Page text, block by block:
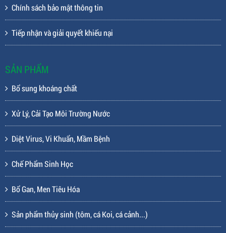
Chính sách bảo mật thông tin
Tiếp nhận và giải quyết khiếu nại
SẢN PHẨM
Bổ sung khoáng chất
Xử Lý, Cải Tạo Môi Trường Nước
Diệt Virus, Vi Khuẩn, Mầm Bệnh
Chế Phẩm Sinh Học
Bổ Gan, Men Tiêu Hóa
Sản phẩm thủy sinh (tôm, cá Koi, cá cảnh...)